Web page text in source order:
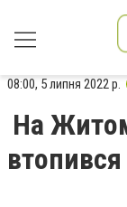
08:00, 5 липня 2022 р.
На
втопився